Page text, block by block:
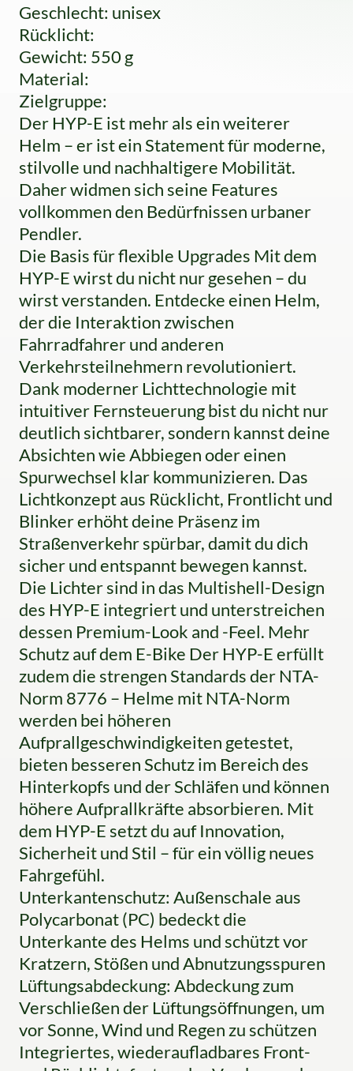
Geschlecht: unisex
Rücklicht:
Gewicht: 550 g
Material:
Zielgruppe:
Der HYP-E ist mehr als ein weiterer
Helm – er ist ein Statement für moderne,
stilvolle und nachhaltigere Mobilität.
Daher widmen sich seine Features
vollkommen den Bedürfnissen urbaner
Pendler.
Die Basis für flexible Upgrades Mit dem
HYP-E wirst du nicht nur gesehen – du
wirst verstanden. Entdecke einen Helm,
der die Interaktion zwischen
Fahrradfahrer und anderen
Verkehrsteilnehmern revolutioniert.
Dank moderner Lichttechnologie mit
intuitiver Fernsteuerung bist du nicht nur
deutlich sichtbarer, sondern kannst deine
Absichten wie Abbiegen oder einen
Spurwechsel klar kommunizieren. Das
Lichtkonzept aus Rücklicht, Frontlicht und
Blinker erhöht deine Präsenz im
Straßenverkehr spürbar, damit du dich
sicher und entspannt bewegen kannst.
Die Lichter sind in das Multishell-Design
des HYP-E integriert und unterstreichen
dessen Premium-Look and -Feel. Mehr
Schutz auf dem E-Bike Der HYP-E erfüllt
zudem die strengen Standards der NTA-
Norm 8776 – Helme mit NTA-Norm
werden bei höheren
Aufprallgeschwindigkeiten getestet,
bieten besseren Schutz im Bereich des
Hinterkopfs und der Schläfen und können
höhere Aufprallkräfte absorbieren. Mit
dem HYP-E setzt du auf Innovation,
Sicherheit und Stil – für ein völlig neues
Fahrgefühl.
Unterkantenschutz: Außenschale aus
Polycarbonat (PC) bedeckt die
Unterkante des Helms und schützt vor
Kratzern, Stößen und Abnutzungsspuren
Lüftungsabdeckung: Abdeckung zum
Verschließen der Lüftungsöffnungen, um
vor Sonne, Wind und Regen zu schützen
Integriertes, wiederaufladbares Front-